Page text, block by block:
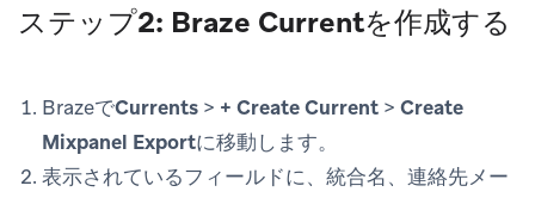
ステップ2: Braze Currentを作成する
BrazeでCurrents > + Create Current > Create
Mixpanel Exportに移動します。
表示されているフィールドに、統合名、連絡先メー